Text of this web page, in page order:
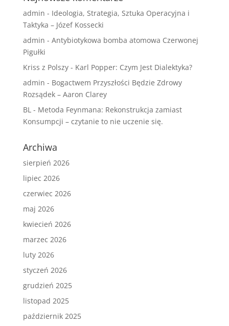
admin - Ideologia, Strategia, Sztuka Operacyjna i
Taktyka – Józef Kossecki
admin - Antybiotykowa bomba atomowa Czerwonej
Pigułki
Kriss z Polszy- Karl Popper: Czym Jest Dialektyka?
admin - Bogactwem Przyszłości Będzie Zdrowy
Rozsądek – Aaron Clarey
BL- Metoda Feynmana: Rekonstrukcja zamiast
Konsumpcji – czytanie to nie uczenie się.
Archiwa
sierpień 2026
lipiec 2026
czerwiec 2026
maj 2026
kwiecień 2026
marzec 2026
luty 2026
styczeń 2026
grudzień 2025
listopad 2025
październik 2025